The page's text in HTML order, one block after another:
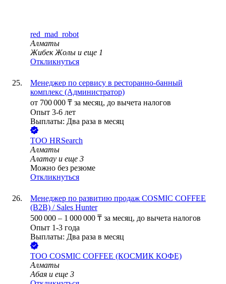
red_mad_robot
Алматы
Жибек Жолы и еще 1
Откликнуться
Менеджер по сервису в ресторанно-банный
комплекс (Администратор)
от 700 000 ₸ за месяц, до вычета налогов
Опыт 3-6 лет
Выплаты: Два раза в месяц
ТОО HRSearch
Алматы
Алатау и еще 3
Можно без резюме
Откликнуться
Менеджер по развитию продаж COSMIC COFFEE
(B2B) / Sales Hunter
500 000 – 1 000 000 ₸ за месяц, до вычета налогов
Опыт 1-3 года
Выплаты: Два раза в месяц
ТОО COSMIC COFFEE (КОСМИК КОФЕ)
Алматы
Абая и еще 3